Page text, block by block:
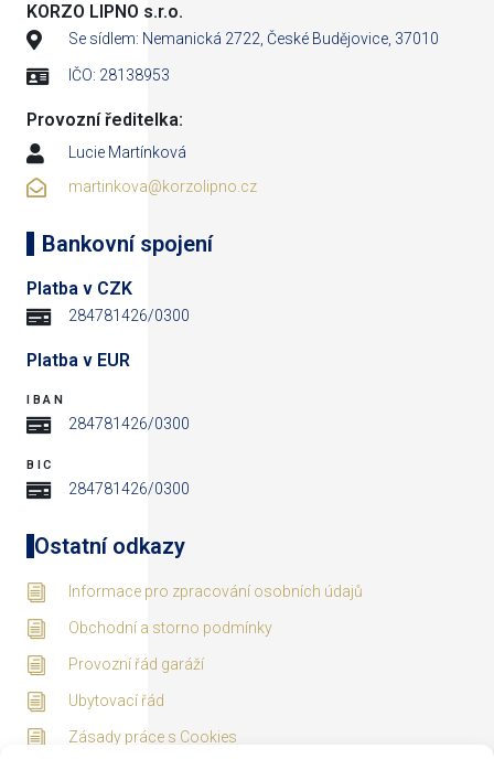
KORZO LIPNO s.r.o.
Se sídlem: Nemanická 2722, České Budějovice, 37010
IČO: 28138953
Provozní ředitelka:
Lucie Martínková
martinkova@korzolipno.cz
Bankovní spojení
Platba v CZK
284781426/0300
Platba v EUR
IBAN
284781426/0300
BIC
284781426/0300
Ostatní odkazy
Informace pro zpracování osobních údajů
Obchodní a storno podmínky
Provozní řád garáží
Ubytovací řád
Zásady práce s Cookies